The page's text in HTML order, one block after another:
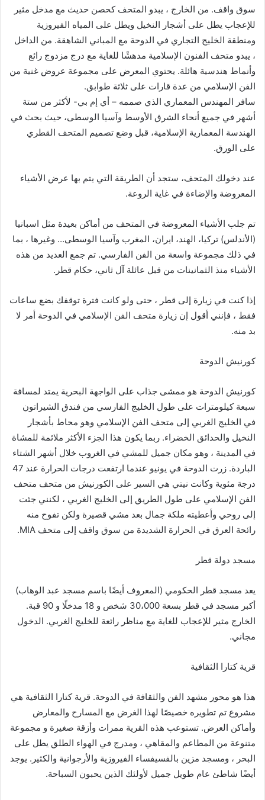
سوق واقف. من الخارج ، يبدو المتحف كحصن حديث مع مدخل مثير
للإعجاب يطل على أشجار النخيل ويطل على المياه الفيروزية
ومنطقة الخليج التجاري في الدوحة مع المباني الشاهقة. من الداخل
، يبدو متحف الفنون الإسلامية مدهشًا للغاية مع درج مزدوج رائع
وأنماط هندسية هائلة. يحتوي المعرض على مجموعة عروض غنية من
الفن الإسلامي من عدة قارات على ثلاثة طوابق.
سافر المهندس المعماري الذي صممه – أي إم بي- لأكثر من ستة
أشهر في جميع أنحاء الشرق الأوسط وآسيا الوسطى، حيث بحث في
الهندسة المعمارية الإسلامية، قبل وضع تصميم المتحف القطري
على الورق.
عند دخولك المتحف، ستجد أن الطريقة التي يتم بها عرض الأشياء
المعروضة والإضاءة في غاية الروعة.
تم جلب الأشياء المعروضة في المتحف من أماكن بعيدة مثل اسبانيا
(الأندلس) تركيا، الهند، ايران، المغرب وآسيا الوسطى… وغيرها ، بما
في ذلك مجموعة واسعة من الفن الفارسي. تم جمع العديد من هذه
الأشياء منذ الثمانينات من قبل عائلة آل ثاني، حكام قطر.
إذا كنت في زيارة إلى قطر ، حتى ولو كانت فترة توقفك بضع ساعات
فقط ، فإنني أقول إن زيارة متحف الفن الإسلامي في الدوحة أمر لا
بد منه.
كورنيش الدوحة
كورنيش الدوحة هو ممشى جذاب على الواجهة البحرية يمتد لمسافة
سبعة كيلومترات على طول الخليج الفارسي من فندق الشيراتون
في الخليج الغربي إلى متحف الفن الإسلامي وهو محاط بأشجار
النخيل والحدائق الخضراء. ربما يكون هذا الجزء الأكثر ملائمة للمشاة
في المدينة ، وهو مكان جميل للمشي في الغروب خلال أشهر الشتاء
الباردة. زرت الدوحة في يونيو عندما ارتفعت درجات الحرارة عند 47
درجة مئوية وكانت نيتي هي السير على الكورنيش من متحف متحف
الفن الإسلامي على طول الطريق إلى الخليج الغربي ، لكنني جئت
إلى روحي وأعطيته ملكة جمال بعد مشي قصيرة ولكن تفوح منه
رائحة العرق في الحرارة الشديدة من سوق واقف إلى متحف MIA.
مسجد دولة قطر
يعد مسجد قطر الحكومي (المعروف أيضًا باسم مسجد عبد الوهاب)
أكبر مسجد في قطر بسعة 30،000 شخص و 18 مدخلًا و 90 قبة.
الخارج مثير للإعجاب للغاية مع مناظر رائعة للخليج الغربي. الدخول
مجاني.
قرية كتارا الثقافية
هذا هو محور مشهد الفن والثقافة في الدوحة. قرية كتارا الثقافية هي
مشروع تم تطويره خصيصًا لهذا الغرض مع المسارح والمعارض
وأماكن العرض. تستوعب هذه القرية ممرات وأزقة صغيرة و مجموعة
متنوعة من المطاعم والمقاهي ، ومدرج في الهواء الطلق يطل على
البحر ، ومسجد مزين بالفسيفساء الفيروزية والأرجوانية والكثير. يوجد
أيضًا شاطئ عام طويل جميل لأولئك الذين يحبون السباحة.